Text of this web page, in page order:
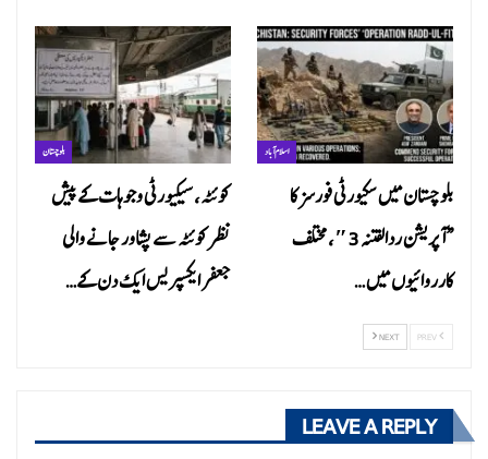
بلوچستان
کوئٹہ، سیکیورٹی وجوہات کے پیش
نظر کوئٹہ سے پشاور جانے والی
جعفر ایکسپریس ایک دن کے…
اسلام آباد
بلوچستان میں سکیورٹی فورسز کا
“آپریشن ردالفتنہ 3″، مختلف
کارروائیوں میں…
NEXT
LEAVE A REPLY